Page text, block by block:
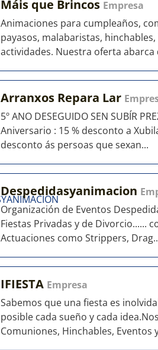
Máis que Brincos Empresa
Animaciones para cumpleaños,
payasos, malabaristas,
actividades. Nuestra oferta abarca
Arranxos Repara Lar
5º ANO DESEGUIDO SEN SUBÍR
Aniversario : 15 % desconto a
desconto ás persoas que sexan...
Despedidasyanimacion
Organización de Eventos
Fiestas Privadas y de Divorcio......
Actuaciones como Strippers,
IFIESTA Empresa
Sabemos que una fiesta es
posible cada sueño y cada
Comuniones, Hinchables, Eventos